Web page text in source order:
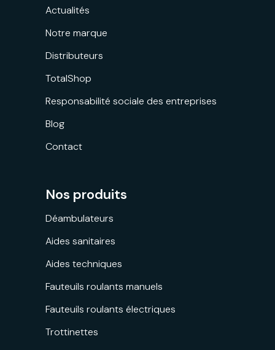
Actualités
Notre marque
Distributeurs
TotalShop
Responsabilité sociale des entreprises
Blog
Contact
Nos produits
Déambulateurs
Aides sanitaires
Aides techniques
Fauteuils roulants manuels
Fauteuils roulants électriques
Trottinettes